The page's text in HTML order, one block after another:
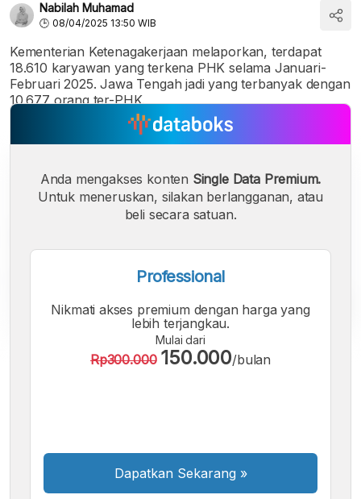
Nabilah Muhamad
08/04/2025 13:50 WIB
Kementerian Ketenagakerjaan melaporkan, terdapat
18.610 karyawan yang terkena PHK selama Januari-
Februari 2025. Jawa Tengah jadi yang terbanyak dengan
10.677 orang ter-PHK.
A A A
Anda mengakses konten Single Data Premium.
Untuk meneruskan, silakan berlangganan, atau
beli secara satuan.
Professional
Nikmati akses premium dengan harga yang
lebih terjangkau.
Mulai dari
Rp300.000 150.000/bulan
Dapatkan Sekarang »